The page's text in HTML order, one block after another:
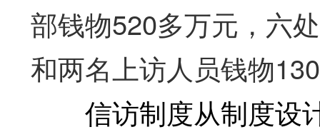
部钱物520多万元，六
和两名上访人员钱物
信访制度从制度设